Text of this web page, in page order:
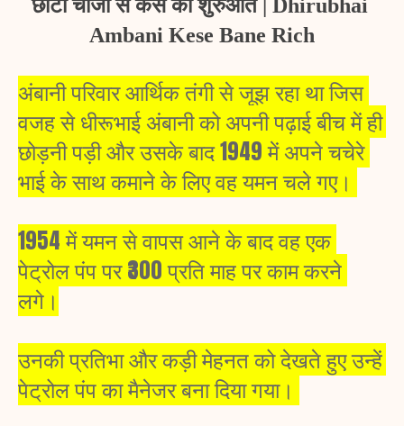
छोटी चीजों से कैसे की शुरुआत | Dhirubhai
Ambani Kese Bane Rich
अंबानी परिवार आर्थिक तंगी से जूझ रहा था जिस
वजह से धीरूभाई अंबानी को अपनी पढ़ाई बीच में ही
छोड़नी पड़ी और उसके बाद 1949 में अपने चचेरे
भाई के साथ कमाने के लिए वह यमन चले गए।
1954 में यमन से वापस आने के बाद वह एक
पेट्रोल पंप पर ₹300 प्रति माह पर काम करने
लगे।
उनकी प्रतिभा और कड़ी मेहनत को देखते हुए उन्हें
पेट्रोल पंप का मैनेजर बना दिया गया।